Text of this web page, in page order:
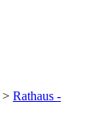
> Rathaus -